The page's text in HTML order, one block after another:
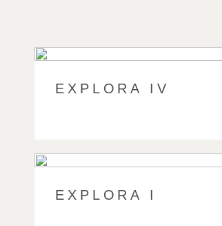
EXPLORA IV
EXPLORA I